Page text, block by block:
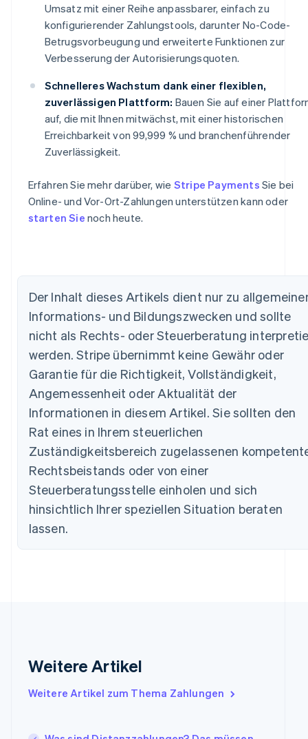
Umsatz mit einer Reihe anpassbarer, einfach zu
konfigurierender Zahlungstools, darunter No-Code-
Betrugsvorbeugung und erweiterte Funktionen zur
Verbesserung der Autorisierungsquoten.
Schnelleres Wachstum dank einer flexiblen,
zuverlässigen Plattform: Bauen Sie auf einer
auf, die mit Ihnen mitwächst, mit einer historischen
Erreichbarkeit von 99,999 % und branchenführender
Zuverlässigkeit.
Erfahren Sie mehr darüber, wie Stripe Payments Sie bei
Online- und Vor-Ort-Zahlungen unterstützen kann oder
starten Sie noch heute.
Der Inhalt dieses Artikels dient nur zu
Informations- und Bildungszwecken und sollte
nicht als Rechts- oder Steuerberatung
werden. Stripe übernimmt keine Gewähr oder
Garantie für die Richtigkeit, Vollständigkeit,
Angemessenheit oder Aktualität der
Informationen in diesem Artikel. Sie sollten den
Rat eines in Ihrem steuerlichen
Zuständigkeitsbereich zugelassenen
Rechtsbeistands oder von einer
Steuerberatungsstelle einholen und sich
hinsichtlich Ihrer speziellen Situation beraten
lassen.
Weitere Artikel
Weitere Artikel zum Thema Zahlungen
Australien
English
Belgien
NederlandsFrançaisDeutschEnglish
Brasilien
Bulgarien
English
Dänemark
English
Deutschland
DeutschEnglish
English
Festlandchina
Finnland
EnglishSvenska
English
English
Japan